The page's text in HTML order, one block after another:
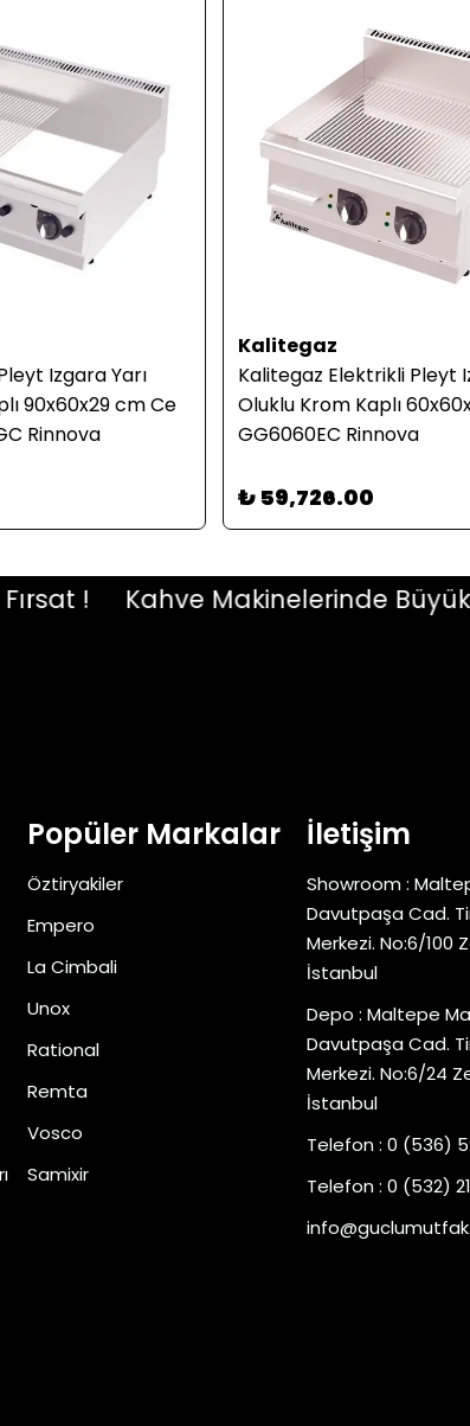
Izgara Yarı
90x60x29 cm Ce
Rinnova
Kalitegaz
Kalitegaz Elektrikli Pleyt
Oluklu Krom Kaplı
GG6060EC Rinnova
₺ 59,726.00
! Kahve Makinelerinde Büyük
Popüler Markalar
Öztiryakiler
Empero
La Cimbali
Unox
Rational
Remta
Vosco
Samixir
İletişim
Showroom :
Davutpaşa Cad.
Merkezi. No:6/100
İstanbul
Depo : Maltepe
Davutpaşa Cad.
Merkezi. No:6/24
İstanbul
Telefon : 0 (536)
Telefon : 0 (532)